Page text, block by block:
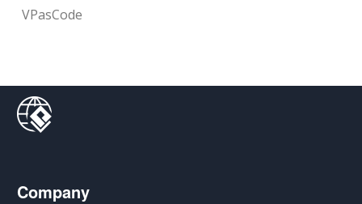
VPasCode
Company